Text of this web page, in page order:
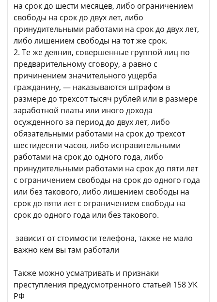
на срок до шести месяцев, либо ограничением
свободы на срок до двух лет, либо
принудительными работами на срок до двух лет,
либо лишением свободы на тот же срок.
2. Те же деяния, совершенные группой лиц по
предварительному сговору, а равно с
причинением значительного ущерба
гражданину, — наказываются штрафом в
размере до трехсот тысяч рублей или в размере
заработной платы или иного дохода
осужденного за период до двух лет, либо
обязательными работами на срок до трехсот
шестидесяти часов, либо исправительными
работами на срок до одного года, либо
принудительными работами на срок до пяти лет
с ограничением свободы на срок до одного года
или без такового, либо лишением свободы на
срок до пяти лет с ограничением свободы на
срок до одного года или без такового.
зависит от стоимости телефона, также не мало
важно кем вы там работали
Также можно усматривать и признаки
преступления предусмотренного статьей 158 УК
РФ